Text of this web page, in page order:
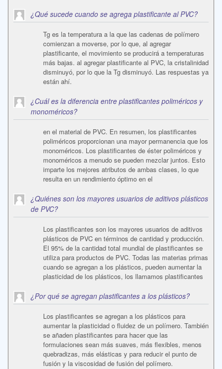
¿Qué sucede cuando se agrega plastificante al PVC?
Tg es la temperatura a la que las cadenas de polímero
comienzan a moverse, por lo que, al agregar
plastificante, el movimiento se producirá a temperaturas
más bajas. al agregar plastificante al PVC, la cristalinidad
disminuyó, por lo que la Tg disminuyó. Las respuestas ya
están ahí.
¿Cuál es la diferencia entre plastificantes poliméricos y
monoméricos?
en el material de PVC. En resumen, los plastificantes
poliméricos proporcionan una mayor permanencia que los
monoméricos. Los plastificantes de éster poliméricos y
monoméricos a menudo se pueden mezclar juntos. Esto
imparte los mejores atributos de ambas clases, lo que
resulta en un rendimiento óptimo en el
¿Quiénes son los mayores usuarios de aditivos plásticos
de PVC?
Los plastificantes son los mayores usuarios de aditivos
plásticos de PVC en términos de cantidad y producción.
El 95% de la cantidad total mundial de plastificantes se
utiliza para productos de PVC. Todas las materias primas
cuando se agregan a los plásticos, pueden aumentar la
plasticidad de los plásticos, los llamamos plastificantes
¿Por qué se agregan plastificantes a los plásticos?
Los plastificantes se agregan a los plásticos para
aumentar la plasticidad o fluidez de un polímero. También
se añaden plastificantes para hacer que las
formulaciones sean más suaves, más flexibles, menos
quebradizas, más elásticas y para reducir el punto de
fusión y la viscosidad de fusión del polímero.